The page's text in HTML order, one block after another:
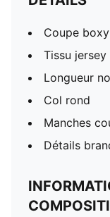
Coupe boxy
Tissu
Longueur
Col rond
Manches
Détails